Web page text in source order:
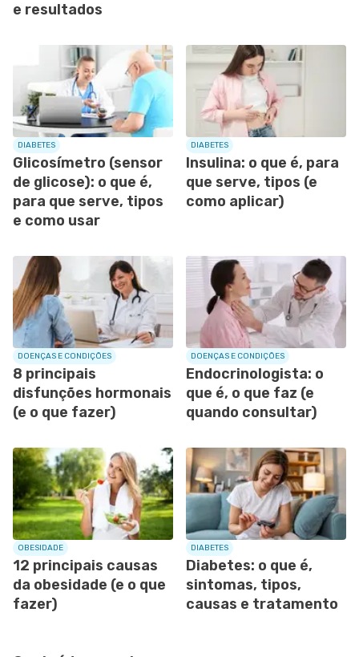
e resultados
DIABETES
Glicosímetro (sensor
de glicose): o que é,
para que serve, tipos
e como usar
DIABETES
Insulina: o que é, para
que serve, tipos (e
como aplicar)
DOENÇAS E CONDIÇÕES
8 principais
disfunções hormonais
(e o que fazer)
DOENÇAS E CONDIÇÕES
Endocrinologista: o
que é, o que faz (e
quando consultar)
OBESIDADE
12 principais causas
da obesidade (e o que
fazer)
DIABETES
Diabetes: o que é,
sintomas, tipos,
causas e tratamento